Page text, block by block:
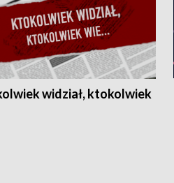
widział, ktokolwiek